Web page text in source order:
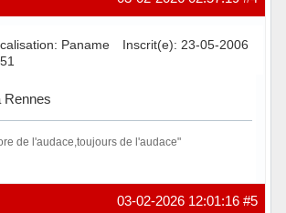
Paname
Inscrit(e): 23-05-2006
Rennes
de l'audace,toujours de l'audace"
#5
03-02-2026 12:01:16